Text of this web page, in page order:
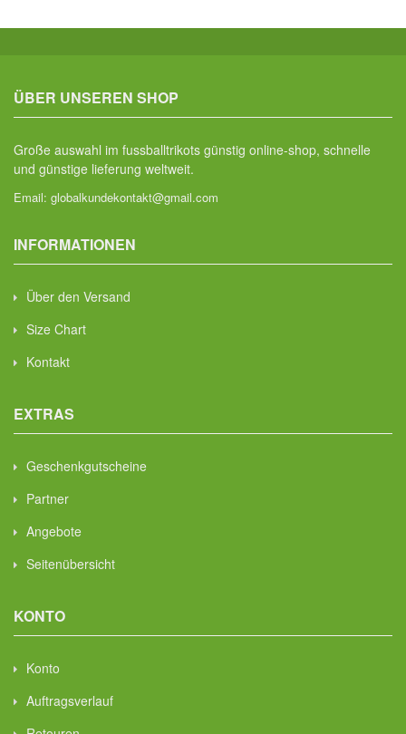
ÜBER UNSEREN SHOP
Große auswahl im fussballtrikots günstig online-shop, schnelle
und günstige lieferung weltweit.
Email: globalkundekontakt@gmail.com
INFORMATIONEN
Über den Versand
Size Chart
Kontakt
EXTRAS
Geschenkgutscheine
Partner
Angebote
Seitenübersicht
KONTO
Konto
Auftragsverlauf